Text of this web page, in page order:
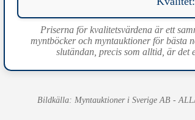
Priserna för kvalitetsvärdena är ett
myntböcker och myntauktioner för bästa
slutändan, precis som alltid, är det
Bildkälla: Myntauktioner i Sverige AB -